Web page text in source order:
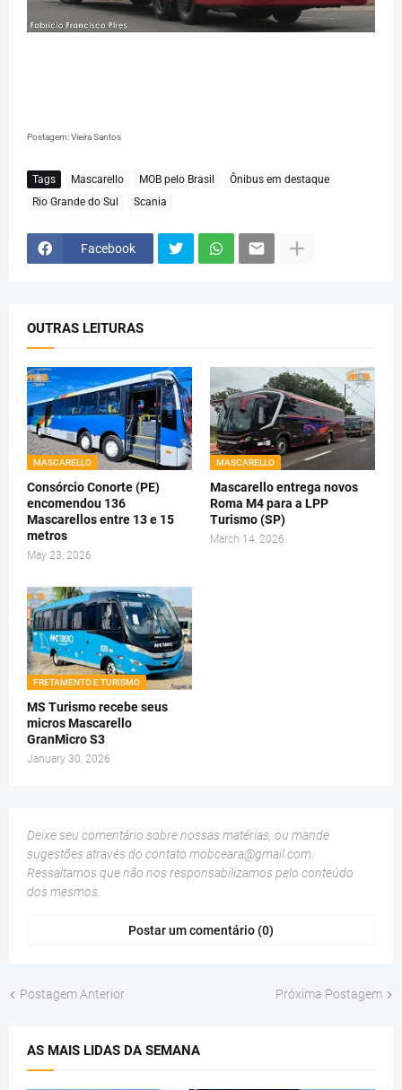
Postagem: Vieira Santos
Tags Mascarello MOB pelo Brasil
Ônibus em destaque
Rio Grande do Sul
Scania
Facebook
OUTRAS LEITURAS
MASCARELLO
Consórcio Conorte (PE)
encomendou 136
Mascarellos entre 13 e 15
metros
May 23, 2026
MASCARELLO
Mascarello entrega novos
Roma M4 para a LPP
Turismo (SP)
March 14, 2026
FRETAMENTO E TURISMO
MS Turismo recebe seus
micros Mascarello
GranMicro S3
January 30, 2026
Deixe seu comentário sobre nossas matérias, ou mande
sugestões através do contato mobceara@gmail.com
Ressaltamos que não nos responsabilizamos pelo conteúdo
dos mesmos.
Postar um comentário (0)
Postagem Anterior Próxima Postagem
AS MAIS LIDAS DA SEMANA